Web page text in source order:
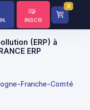
INSCR
0
(ERP) à
ERP
Franche-Comté